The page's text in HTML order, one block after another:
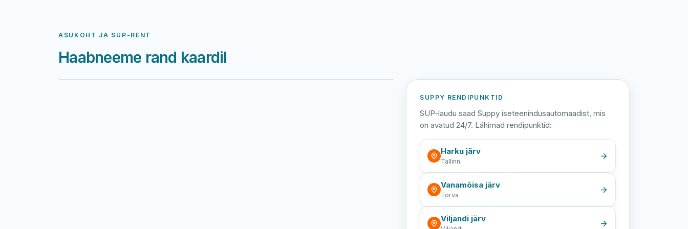
ASUKOHT JA SUP-RENT
Haabneeme rand kaardil
SUPPY RENDIPUNKTID
SUP-laudu saad Suppy iseteenindusautomaadist, mis
on avatud 24/7. Lähimad rendipunktid:
Harku järv
Tallinn
Vanamõisa järv
Tõrva
Viljandi järv